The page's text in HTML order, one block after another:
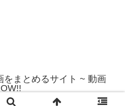
をまとめるサイト ~ 動画
をまとめるサイト ~ 動画NOW!!.